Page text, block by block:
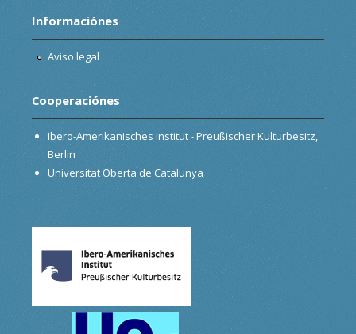
Informaciónes
Aviso legal
Cooperaciónes
Ibero-Amerikanisches Institut - Preußischer Kulturbesitz,
Berlin
Universitat Oberta de Catalunya